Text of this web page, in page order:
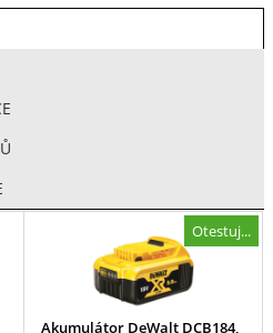
Otestuj...
Akumulátor DeWalt DCB184,